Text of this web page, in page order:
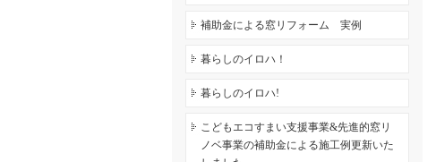
補助金による窓リフォーム 実例
暮らしのイロハ！
暮らしのイロハ!
こどもエコすまい支援事業&先進的窓リ
ノベ事業の補助金による施工例更新いた